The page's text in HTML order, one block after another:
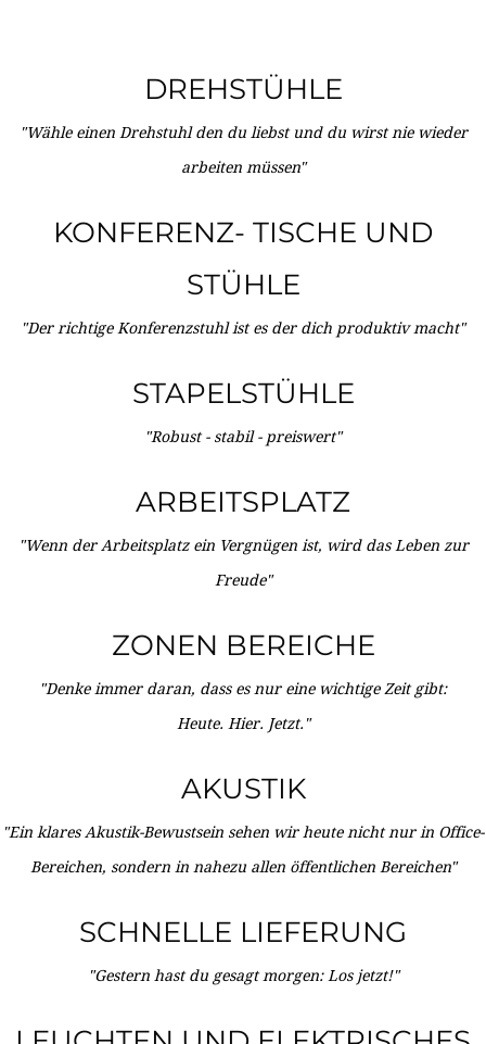
DREHSTÜHLE
"Wähle einen Drehstuhl den du liebst und du wirst nie wieder
arbeiten müssen"
KONFERENZ- TISCHE UND
STÜHLE
"Der richtige Konferenzstuhl ist es der dich produktiv macht"
STAPELSTÜHLE
"Robust - stabil - preiswert"
ARBEITSPLATZ
"Wenn der Arbeitsplatz ein Vergnügen ist, wird das Leben zur
Freude"
ZONEN BEREICHE
"Denke immer daran, dass es nur eine wichtige Zeit gibt:
Heute. Hier. Jetzt."
AKUSTIK
"Ein klares Akustik-Bewustsein sehen wir heute nicht nur in Office-
Bereichen, sondern in nahezu allen öffentlichen Bereichen"
SCHNELLE LIEFERUNG
"Gestern hast du gesagt morgen: Los jetzt!"